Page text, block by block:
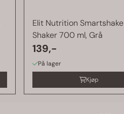
Elit Nutrition Smartshake
Shaker 700 ml, Grå
139,-
På lager
Kjøp